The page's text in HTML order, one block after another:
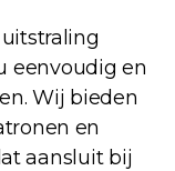
eenvoudig en
Wij bieden
en
aansluit bij